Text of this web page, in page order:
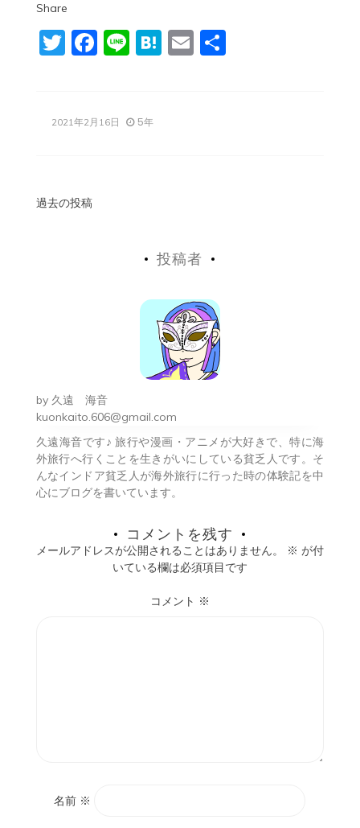
Share
Twitter
Facebook
LineHatena
Email
共
2021年2月16日 5年
投
シ
ョ
ン
過去の投稿
投稿者
by 久遠 海音
kuonkaito.606@gmail.com
久遠海音です♪ 旅行や漫画・アニメが大好きで、特に海
外旅行へ行くことを生きがいにしている貧乏人です。そ
んなインドア貧乏人が海外旅行に行った時の体験記を中
心にブログを書いています。
コメントを残す
メールアドレスが公開されることはありません。 ※ が付
いている欄は必須項目です
コメント ※
名前 ※